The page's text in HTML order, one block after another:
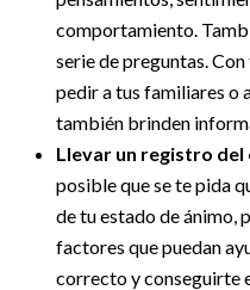
comportamiento.
serie de preguntas.
pedir a tus familiares o
también brinden
Llevar un registro del
posible que se te pida
de tu estado de ánimo,
factores que puedan
correcto y conseguirte